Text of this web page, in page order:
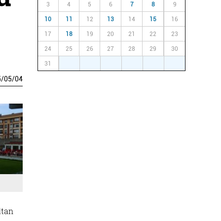
/05/04
3 4 5 6 7 8 9
10 11 12 13 14 15 16
17 18 19 20 21 22 23
24 25 26 27 28 29 30
31